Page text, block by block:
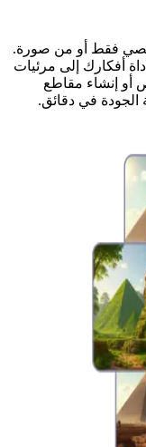
نصي فقط أو من صورة.
أفكارك إلى مرئيات
أو إنشاء مقاطع
الجودة في دقائق.